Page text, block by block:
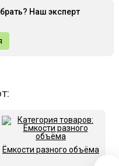
Наш эксперт
Ёмкости разного объёма